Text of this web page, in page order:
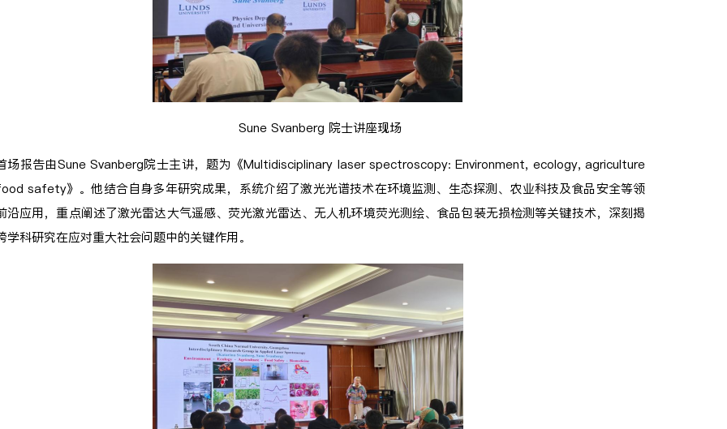
Sune Svanberg 院士讲座现场
场报告由Sune Svanberg院士主讲，题为《Multidisciplinary laser spectroscopy: Environment, ecology, agriculture
safety》。他结合自身多年研究成果，系统介绍了激光光谱技术在环境监测、生态探测、农业科技及食品安全等领
沿应用，重点阐述了激光雷达大气遥感、荧光激光雷达、无人机环境荧光测绘、食品包装无损检测等关键技术，深刻揭
学科研究在应对重大社会问题中的关键作用。